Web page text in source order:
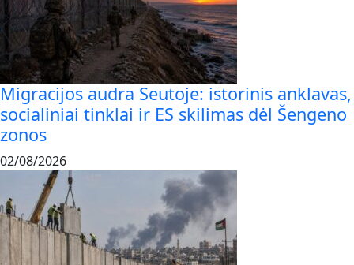
Migracijos audra Seutoje: istorinis anklavas,
socialiniai tinklai ir ES skilimas dėl Šengeno
zonos
02/08/2026